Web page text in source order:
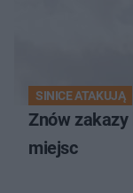
SINICE ATAKUJĄ
Znów
miejsc